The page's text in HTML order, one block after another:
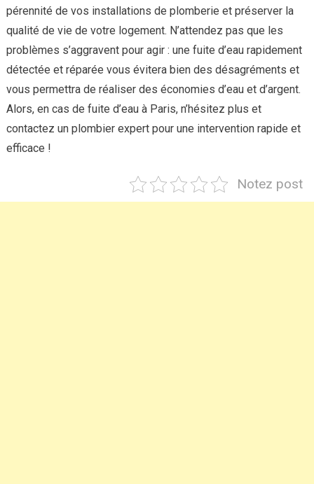
pérennité de vos installations de plomberie et préserver la
qualité de vie de votre logement. N’attendez pas que les
problèmes s’aggravent pour agir : une fuite d’eau rapidement
détectée et réparée vous évitera bien des désagréments et
vous permettra de réaliser des économies d’eau et d’argent.
Alors, en cas de fuite d’eau à Paris, n’hésitez plus et
contactez un plombier expert pour une intervention rapide et
efficace !
Notez post